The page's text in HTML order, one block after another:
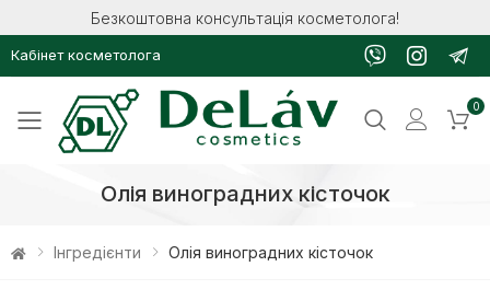
Безкоштовна консультація косметолога!
Кабінет косметолога
Toggle mobile menu
0
Олія виноградних кісточок
Інгредієнти Олія виноградних кісточок